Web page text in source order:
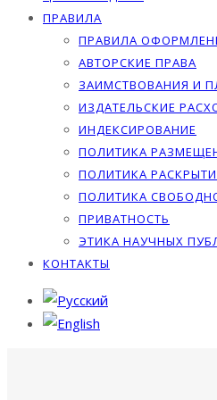
ПРАВИЛА
ПРАВИЛА
АВТОРСКИЕ ПРАВА
ЗАИМСТВОВАНИЯ И
ИЗДАТЕЛЬСКИЕ
ИНДЕКСИРОВАНИЕ
ПОЛИТИКА
ПОЛИТИКА
ПОЛИТИКА
ПРИВАТНОСТЬ
ЭТИКА НАУЧНЫХ
КОНТАКТЫ